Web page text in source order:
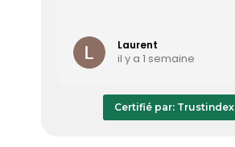
Laurent
il y a 1 semaine
Certifié par: Trustindex